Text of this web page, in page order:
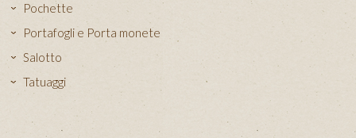
Pochette
Portafogli e Porta monete
Salotto
Tatuaggi